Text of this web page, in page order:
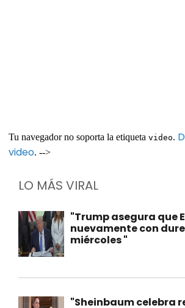
Tu navegador no soporta la etiqueta video.
video. -->
LO MÁS VIRAL
"Trump asegura que
nuevamente con
miércoles "
"Sheinbaum celebra